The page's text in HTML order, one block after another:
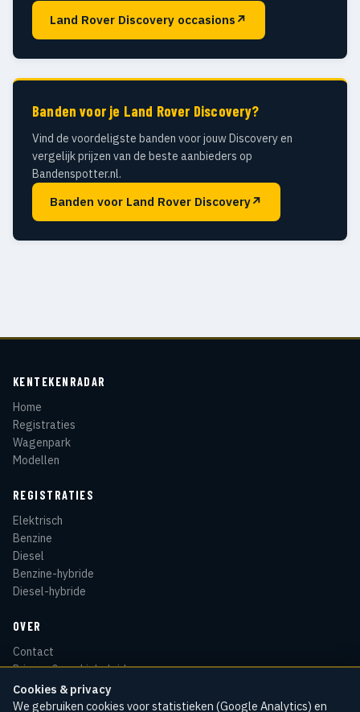
Cookies & privacy
We gebruiken cookies voor statistieken (Google Analytics) en
Land Rover Discovery occasions ↗
Banden voor je Land Rover Discovery?
Vind de voordeligste banden voor jouw Discovery en
vergelijk prijzen van de beste aanbieders op
Bandenspotter.nl.
Banden voor Land Rover Discovery↗
KENTEKENRADAR
Home
Registraties
Wagenpark
Modellen
REGISTRATIES
Elektrisch
Benzine
Diesel
Benzine-hybride
Diesel-hybride
OVER
Contact
Privacy & cookiebeleid
Disclaimer
Sitemap